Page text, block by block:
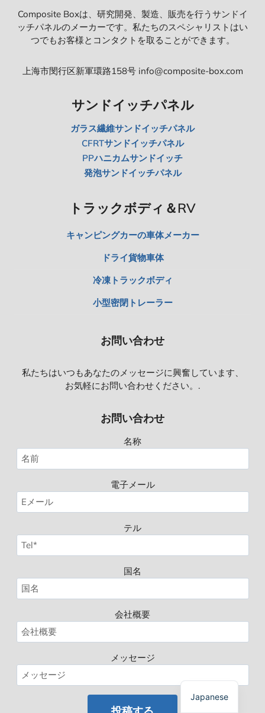
Composite Boxは、研究開発、製造、販売を行うサンドイ
ッチパネルのメーカーです。私たちのスペシャリストはい
つでもお客様とコンタクトを取ることができます。
上海市閔行区新軍環路158号 info@composite-box.com
サンドイッチパネル
ガラス繊維サンドイッチパネル
CFRTサンドイッチパネル
PPハニカムサンドイッチ
発泡サンドイッチパネル
トラックボディ＆RV
キャンピングカーの車体メーカー
ドライ貨物車体
冷凍トラックボディ
小型密閉トレーラー
お問い合わせ
私たちはいつもあなたのメッセージに興奮しています、
お気軽にお問い合わせください。.
お問い合わせ
名称
電子メール
テル
国名
会社概要
メッセージ
Japanese
Russian
Polish